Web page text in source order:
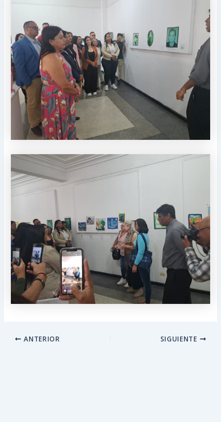
ANTERIOR SIGUIENTE